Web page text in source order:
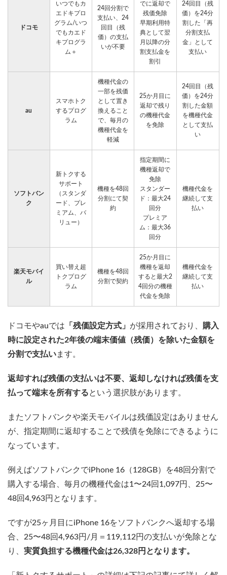
ドコモ
いつでもカ
エドキプロ
グラム/いつ
でもカエド
キプログラ
ム＋
24回分割で
支払い、24
回目（残
価）の支払
いが不要
でに返却で
残価免除
早期利用特
典として翌
月以降の分
割支払金を
割引
24回目（残
価）を24分
割した「再
分割支払
金」として
支払い
au
スマホトク
するプログ
ラム
機種代金の
一部を残価
として置き
換えること
で、毎月の
機種代金を
軽減
25か月目に
返却で残り
の機種代金
を免除
24回目（残
価）を24分
割した金額
を機種代金
として支払
い
ソフトバン
ク
新トクする
サポート
（スタンダ
ード、プレ
ミアム、バ
リュー）
機種を48回
分割にて契
約
指定期間に
機種返却で
免除
スタンダー
ド：最大24
回分
プレミア
ム：最大36
回分
機種代金を
継続して支
払い
楽天モバイ
ル
買い替え超
トクプログ
ラム
機種を48回
分割で契約
25か月目に
機種を返却
すると最大2
4回分の機種
代金を免除
機種代金を
継続して支
払い
ドコモやauでは 「残価設定方式」 が採用されており、 購入
時に設定された2年後の端末価値（残価）を除いた金額を
分割で支払います。
返却すれば残価の支払いは不要、返却しなければ残価を支
払って端末を所有するという選択肢があります。
またソフトバンクや楽天モバイルは残価設定はありません
が、指定期間に返却することで残債を免除にできるように
なっています。
例えばソフトバンクでiPhone 16（128GB）を48回分割で
購入する場合、毎月の機種代金は1〜24回1,097円、25〜
48回4,963円となります。
ですが25ヶ月目にiPhone 16をソフトバンクへ返却する場
合、25〜48回4,963円/月＝119,112円の支払いが免除とな
り、 実質負担する機種代金は26,328円となります。